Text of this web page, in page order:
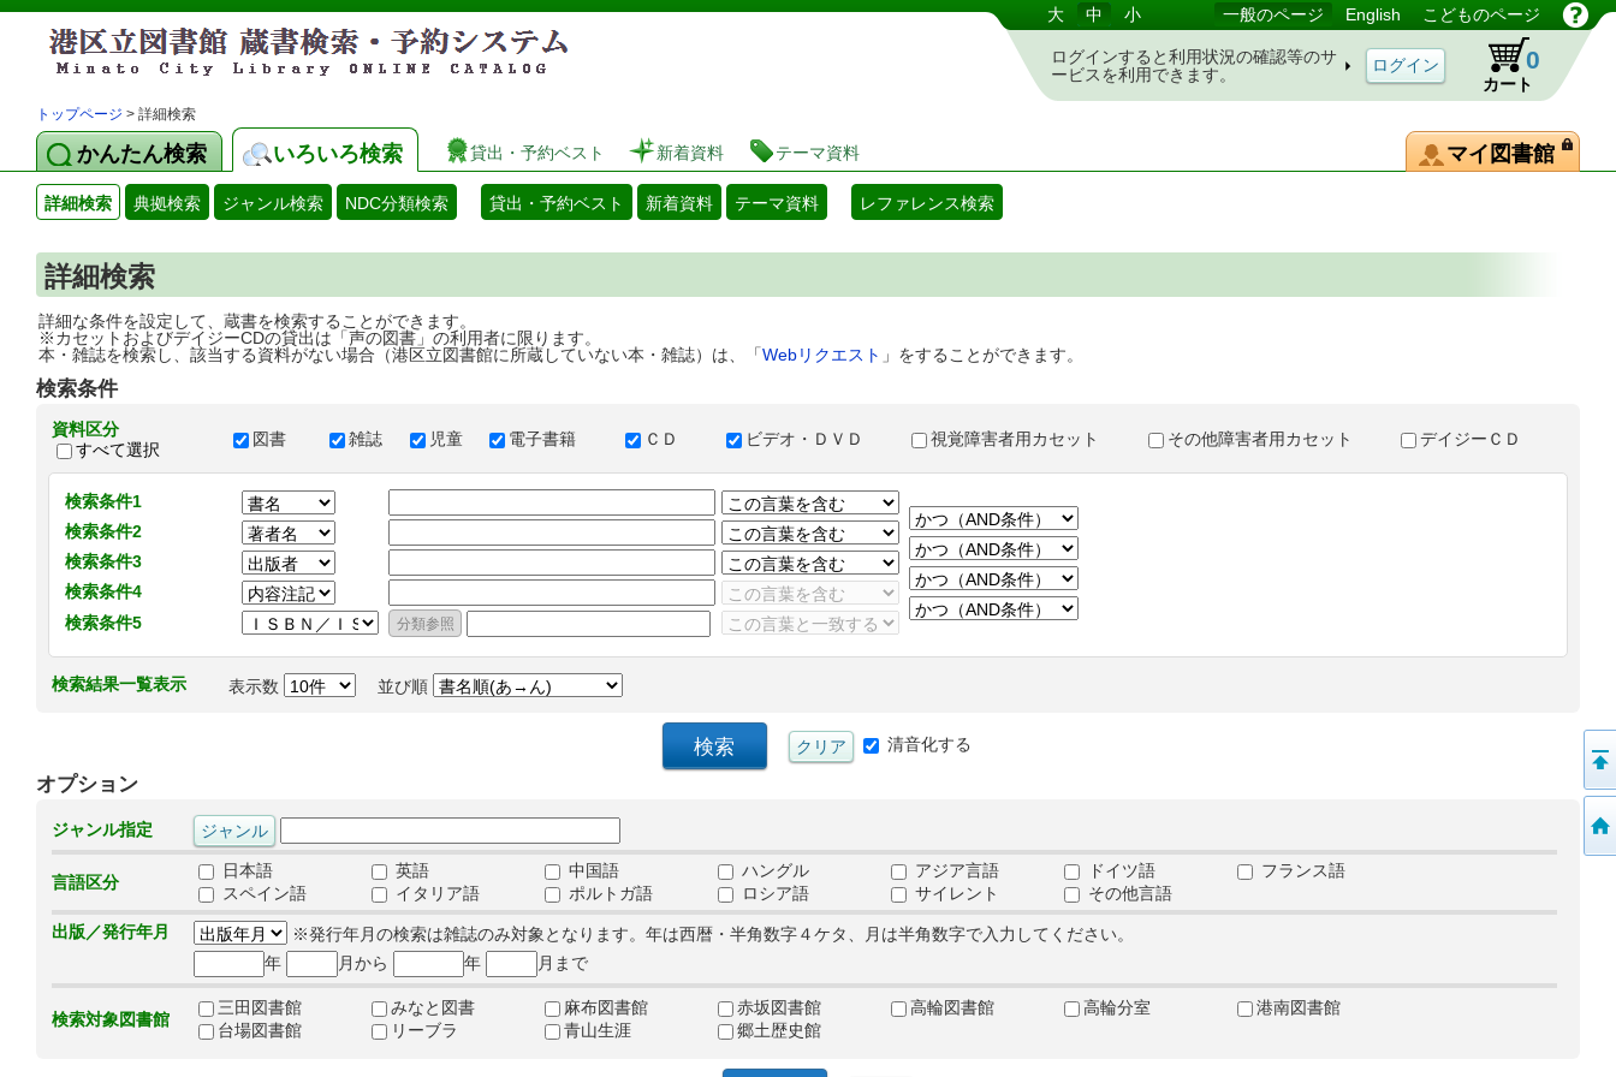
港区立図書館 蔵書検索・予約システム 大 中 小 一般のページ English こどものページ
ログインすると利用状況の確認等のサ
ービスを利用できます。
カート
0
トップページ > 詳細検索
かんたん検索 いろいろ検索 貸出・予約ベスト 新着資料 テーマ資料 マイ図書館
詳細検索 典拠検索 ジャンル検索 NDC分類検索 貸出・予約ベスト 新着資料 テーマ資料 レファレンス検索
詳細検索
詳細な条件を設定して、蔵書を検索することができます。
※カセットおよびデイジーCDの貸出は「声の図書」の利用者に限ります。
本・雑誌を検索し、該当する資料がない場合（港区立図書館に所蔵していない本・雑誌）は、「Webリクエスト 」をすることができます。
検索条件
資料区分
すべて選択
図書 雑誌 児童 電子書籍 ＣＤ ビデオ・ＤＶＤ 視覚障害者用カセット その他障害者用カセット デイジーＣＤ
検索条件1
検索条件2
検索条件3
検索条件4
検索条件5
検索結果一覧表示 表示数 並び順
清音化する
オプション
ジャンル指定
言語区分
日本語 英語 中国語 ハングル アジア言語 ドイツ語
フランス語
スペイン語
イタリア語 ポルトガ語 ロシア語 サイレント
その他言語
出版／発行年月
※発行年月の検索は雑誌のみ対象となります。年は西暦・半角数字４ケタ、月は半角数字で入力してください。
年
月から 年 月まで
検索対象図書館
三田図書館 みなと図書 麻布図書館 赤坂図書館 高輪図書館 高輪分室
港南図書館
台場図書館
リーブラ 青山生涯 郷土歴史館